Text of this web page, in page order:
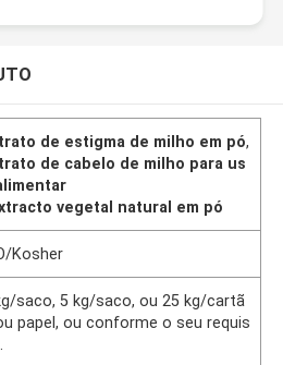
de estigma de milho em pó,
de cabelo de milho para us
vegetal natural em pó
Kosher
saco, 5 kg/saco, ou 25 kg/cartã
papel, ou conforme o seu requis